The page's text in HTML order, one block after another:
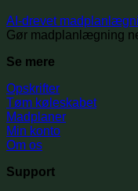
AI-drevet
Gør madplanlægning
Se mere
Opskrifter
Tøm køleskabet
Madplaner
Min konto
Om os
Support